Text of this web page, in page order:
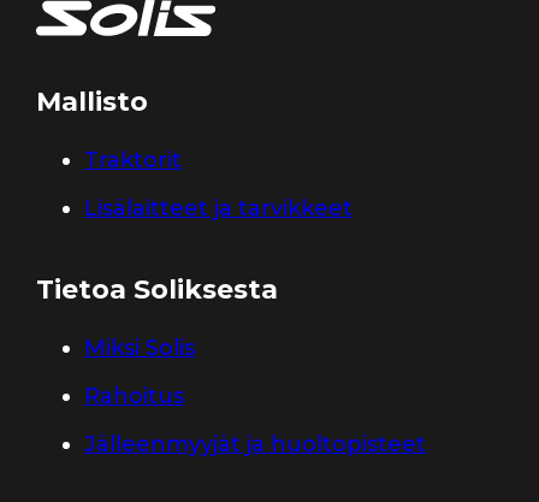
Mallisto
Traktorit
Lisälaitteet ja tarvikkeet
Tietoa Soliksesta
Miksi Solis
Rahoitus
Jälleenmyyjät ja huoltopisteet